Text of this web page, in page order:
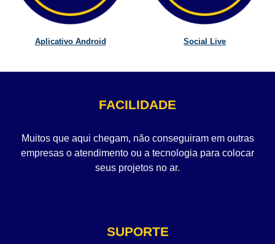
Aplicativo Android Social Live
FACILIDADE
Muitos que aqui chegam, não conseguiram em outras
empresas o atendimento ou a tecnologia para colocar
seus projetos no ar.
SUPORTE